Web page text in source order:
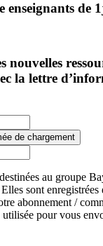
enseignants de
nouvelles
la lettre
au groupe
sont
abonnement /
utilisée pour vous